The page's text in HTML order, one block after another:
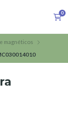
0
magnéticos